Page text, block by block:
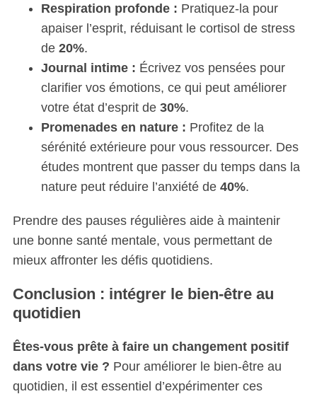
Respiration profonde : Pratiquez-la pour
apaiser l’esprit, réduisant le cortisol de stress
de 20%.
Journal intime : Écrivez vos pensées pour
clarifier vos émotions, ce qui peut améliorer
votre état d’esprit de 30%.
Promenades en nature : Profitez de la
sérénité extérieure pour vous ressourcer. Des
études montrent que passer du temps dans la
nature peut réduire l’anxiété de 40%.
Prendre des pauses régulières aide à maintenir
une bonne santé mentale, vous permettant de
mieux affronter les défis quotidiens.
Conclusion : intégrer le bien-être au
quotidien
Êtes-vous prête à faire un changement positif
dans votre vie ? Pour améliorer le bien-être au
quotidien, il est essentiel d’expérimenter ces